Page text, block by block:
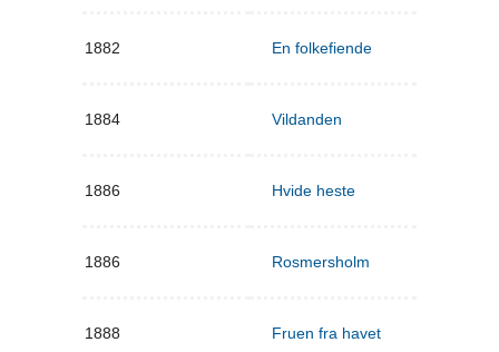
1882 En folkefiende
1884 Vildanden
1886 Hvide heste
1886 Rosmersholm
1888 Fruen fra havet